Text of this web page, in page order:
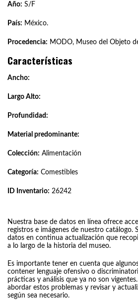
Año: S/F
País: México.
Procedencia: MODO, Museo del Objeto
Características
Ancho:
Largo Alto:
Profundidad:
Material predominante:
Colección: Alimentación
Categoría: Comestibles
ID Inventario: 26242
Nuestra base de datos en línea ofrece
registros e imágenes de nuestro catálogo.
datos en continua actualización que
a lo largo de la historia del museo.
Es importante tener en cuenta que
contener lenguaje ofensivo o
prácticas y análisis que ya no son
abordar estos problemas y revisar y
según sea necesario.